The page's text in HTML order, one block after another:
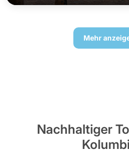
Mehr
Nachhaltiger